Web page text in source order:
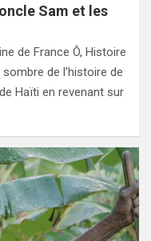
Sam et les
de France Ô, Histoire
de l’histoire de
Haïti en revenant sur